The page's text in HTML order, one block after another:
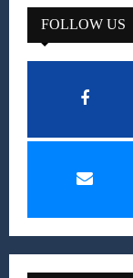
FOLLOW US